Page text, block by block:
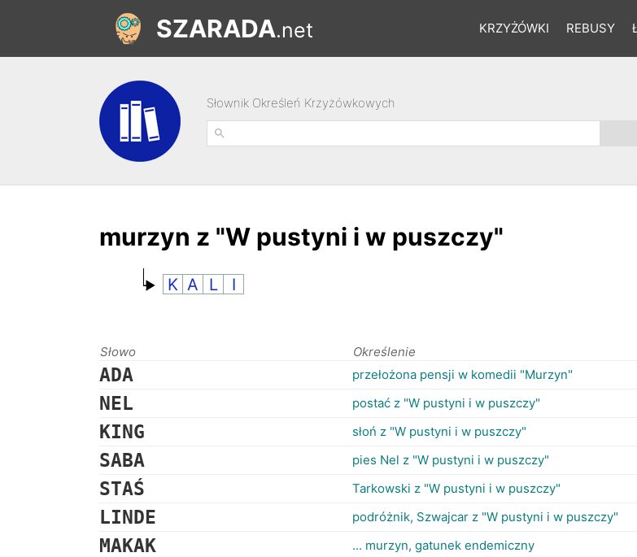
KRZYŻÓWKI REBUSY
SZARADA.net
Słownik Określeń Krzyżówkowych
murzyn z "W pustyni i w puszczy"
K A L I
Słowo Określenie
ADA przełożona pensji w komedii "Murzyn"
NEL postać z "W pustyni i w puszczy"
KING słoń z "W pustyni i w puszczy"
SABA pies Nel z "W pustyni i w puszczy"
STAŚ Tarkowski z "W pustyni i w puszczy"
LINDE podróżnik, Szwajcar z "W pustyni i w puszczy"
MAKAK ... murzyn, gatunek endemiczny